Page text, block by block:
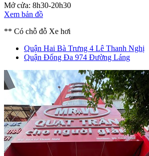
Mở cửa: 8h30-20h30
Xem bản đồ
** Có chỗ đỗ Xe hơi
Quận Hai Bà Trưng 4 Lê Thanh Nghị
Quận Đống Đa 974 Đường Láng